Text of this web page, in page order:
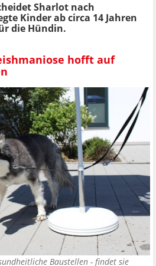
Sharlot nach
Kinder ab circa 14 Jahren
die Hündin.
hofft auf
Baustellen - findet sie